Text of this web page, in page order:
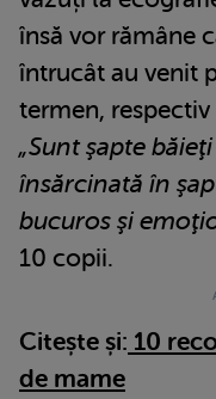
însă vor rămâne
întrucât au venit
termen,
„Sunt şapte
însărcinată în
bucuros şi
10 copii.
Citește și: 10
de mame